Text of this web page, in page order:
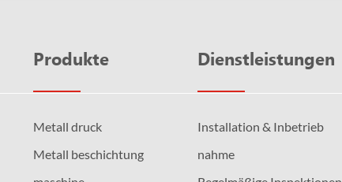
Produkte
Metall druck
Metall beschichtung
Dienstleistungen
Installation & Inbetrieb
nahme